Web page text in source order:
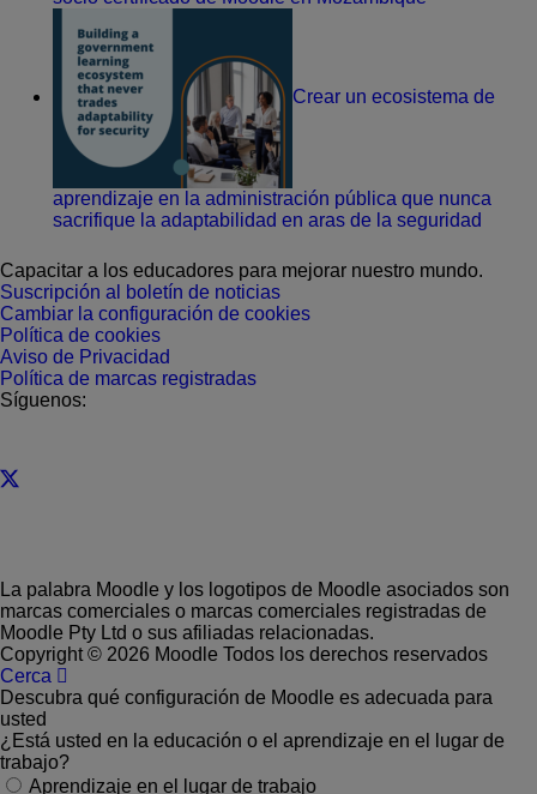
Crear un ecosistema de
aprendizaje en la administración pública que nunca
sacrifique la adaptabilidad en aras de la seguridad
Capacitar a los educadores para mejorar nuestro mundo.
Suscripción al boletín de noticias
Cambiar la configuración de cookies
Política de cookies
Aviso de Privacidad
Política de marcas registradas
Síguenos:
La palabra Moodle y los logotipos de Moodle asociados son
marcas comerciales o marcas comerciales registradas de
Moodle Pty Ltd o sus afiliadas relacionadas.
Copyright © 2026 Moodle Todos los derechos reservados
Cerca
Descubra qué configuración de Moodle es adecuada para
usted
¿Está usted en la educación o el aprendizaje en el lugar de
trabajo?
Aprendizaje en el lugar de trabajo